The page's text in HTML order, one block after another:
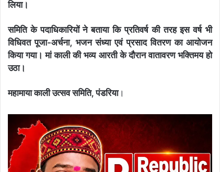
लिया।
समिति के पदाधिकारियों ने बताया कि प्रतिवर्ष की तरह इस वर्ष भी
विधिवत पूजा-अर्चना, भजन संध्या एवं प्रसाद वितरण का आयोजन
किया गया। मां काली की भव्य आरती के दौरान वातावरण भक्तिमय हो
उठा।
महामाया काली उत्सव समिति, पंडरिया।